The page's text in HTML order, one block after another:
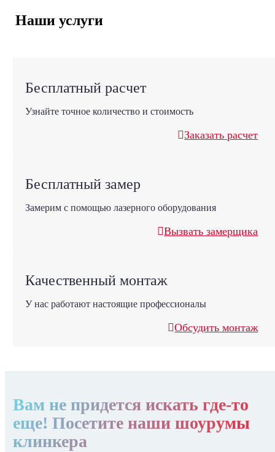
Наши услуги
Бесплатный расчет
Узнайте точное количество и стоимость
Заказать расчет
Бесплатный замер
Замерим с помощью лазерного оборудования
Вызвать замерщика
Качественный монтаж
У нас работают настоящие профессионалы
Обсудить монтаж
Вам не придется искать где-то
еще! Посетите наши шоурумы
клинкера